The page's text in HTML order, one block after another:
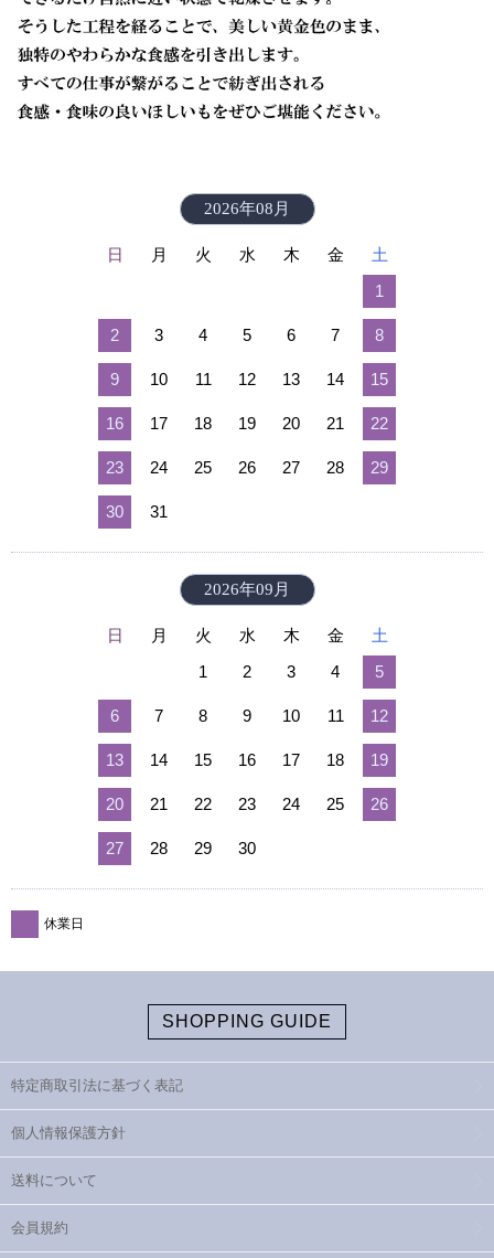
2026年08月
日 月 火 水 木 金
土
1
2 3 4 5 6 7 8
9 10 11 12 13 14 15
16 17 18 19 20 21 22
23 24 25 26 27 28 29
30 31
2026年09月
日 月 火 水 木 金
土
1
2 3 4 5
6 7 8 9 10 11 12
13 14 15 16 17 18 19
20 21 22 23 24 25 26
27 28 29 30
休業日
SHOPPING GUIDE
特定商取引法に基づく表記
個人情報保護方針
送料について
会員規約